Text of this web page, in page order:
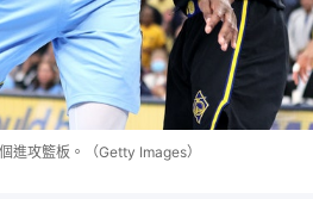
進攻籃板。（Getty Images）